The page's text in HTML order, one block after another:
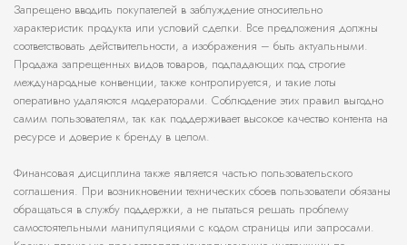
Запрещено вводить покупателей в заблуждение относительно
характеристик продукта или условий сделки. Все предложения должны
соответствовать действительности, а изображения – быть актуальными.
Продажа запрещенных видов товаров, подпадающих под строгие
международные конвенции, также контролируется, и такие лоты
оперативно удаляются модераторами. Соблюдение этих правил выгодно
самим пользователям, так как поддерживает высокое качество контента на
ресурсе и доверие к бренду в целом.
Финансовая дисциплина также является частью пользовательского
соглашения. При возникновении технических сбоев пользователи обязаны
обращаться в службу поддержки, а не пытаться решать проблему
самостоятельными манипуляциями с кодом страницы или запросами.